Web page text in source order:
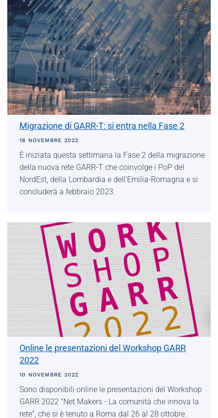
Migrazione di GARR-T: si entra nella Fase 2
18 NOVEMBRE 2022
È iniziata questa settimana la Fase 2 della migrazione
della nuova rete GARR-T che coinvolge i PoP del
NordEst, della Lombardia e dell'Emilia-Romagna e si
concluderà a febbraio 2023.
Online le presentazioni del Workshop GARR
2022
10 NOVEMBRE 2022
Sono disponibili online le presentazioni del Workshop
GARR 2022 "Net Makers - La comunità che innova la
rete", che si è tenuto a Roma dal 26 al 28 ottobre.